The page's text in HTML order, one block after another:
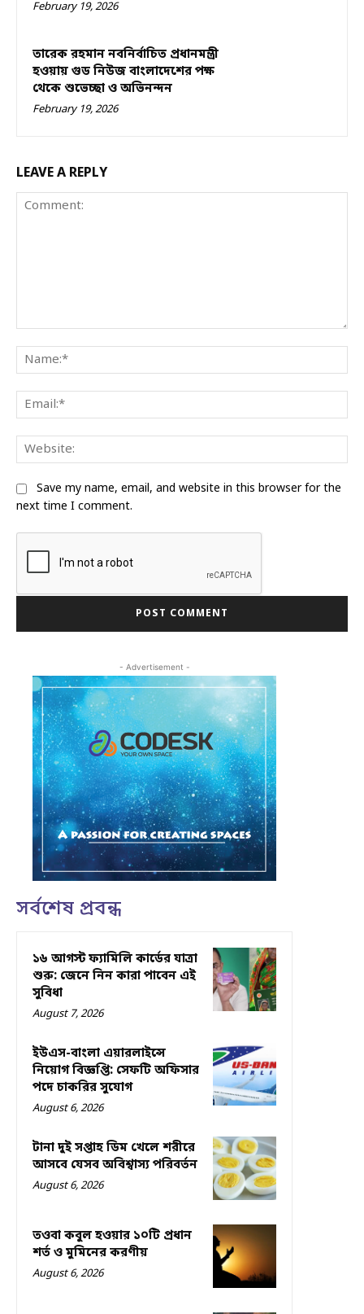
February 19, 2026
তারেক রহমান নবনির্বাচিত প্রধানমন্ত্রী
হওয়ায় গুড নিউজ বাংলাদেশের পক্ষ
থেকে শুভেচ্ছা ও অভিনন্দন
February 19, 2026
LEAVE A REPLY
Save my name, email, and website in this browser for the
next time I comment.
- Advertisement -
সর্বশেষ প্রবন্ধ
১৬ আগস্ট ফ্যামিলি কার্ডের যাত্রা
শুরু: জেনে নিন কারা পাবেন এই
সুবিধা
August 7, 2026
ইউএস-বাংলা এয়ারলাইন্সে
নিয়োগ বিজ্ঞপ্তি: সেফটি অফিসার
পদে চাকরির সুযোগ
August 6, 2026
টানা দুই সপ্তাহ ডিম খেলে শরীরে
আসবে যেসব অবিশ্বাস্য পরিবর্তন
August 6, 2026
তওবা কবুল হওয়ার ১০টি প্রধান
শর্ত ও মুমিনের করণীয়
August 6, 2026